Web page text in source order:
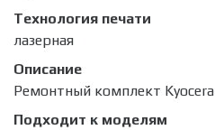
Технология печати
лазерная
Описание
Ремонтный комплект Kyocera
Подходит к моделям